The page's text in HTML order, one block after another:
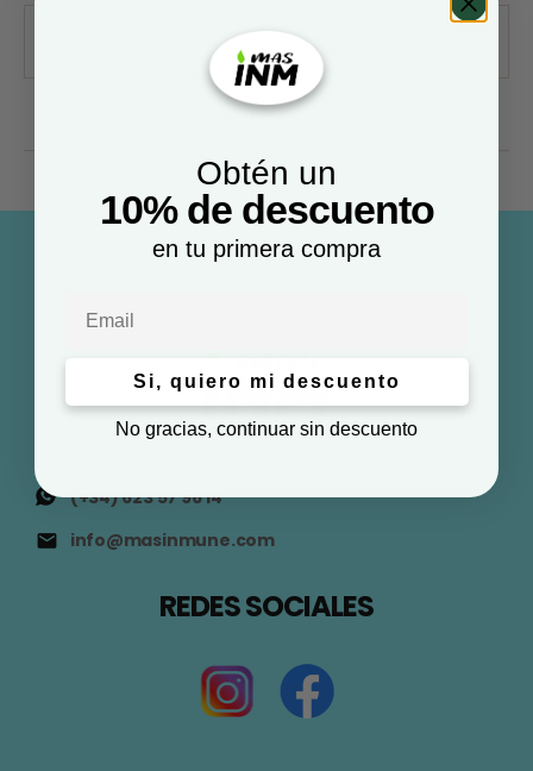
(+34) 623 57 96 14
info@masinmune.com
REDES SOCIALES
Obtén un
10% de descuento
en tu primera compra
Si, quiero mi descuento
No gracias, continuar sin descuento